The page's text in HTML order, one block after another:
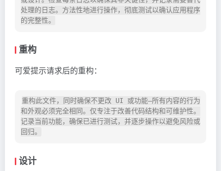
处理的日志。方法性地进行操作，彻底测试以确认应用程序
重构
可爱提示请求后的重构：
重构此文件，同时确保不更改 UI 或功能—所有内容的行为
和外观必须完全相同。仅专注于改善代码结构和可维护性。
记录当前功能，确保已进行测试，并逐步操作以避免风险或
设计